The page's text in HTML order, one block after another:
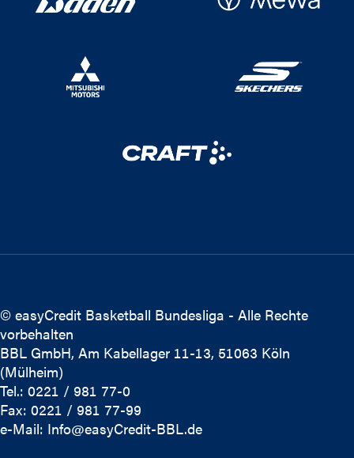
© easyCredit Basketball Bundesliga - Alle Rechte
vorbehalten
BBL GmbH, Am Kabellager 11-13, 51063 Köln
(Mülheim)
Tel.: 0221 / 981 77-0
Fax: 0221 / 981 77-99
e-Mail: Info@easyCredit-BBL.de